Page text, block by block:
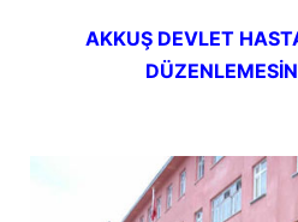
AKKUŞ DEVLET